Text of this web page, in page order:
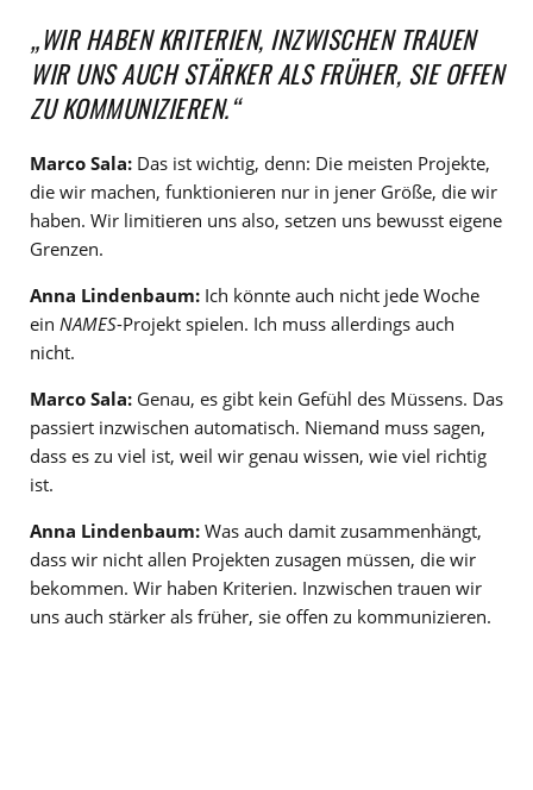
„WIR HABEN KRITERIEN, INZWISCHEN TRAUEN
WIR UNS AUCH STÄRKER ALS FRÜHER, SIE OFFEN
ZU KOMMUNIZIEREN.“
Marco Sala: Das ist wichtig, denn: Die meisten Projekte,
die wir machen, funktionieren nur in jener Größe, die wir
haben. Wir limitieren uns also, setzen uns bewusst eigene
Grenzen.
Anna Lindenbaum: Ich könnte auch nicht jede Woche
ein NAMES-Projekt spielen. Ich muss allerdings auch
nicht.
Marco Sala: Genau, es gibt kein Gefühl des Müssens. Das
passiert inzwischen automatisch. Niemand muss sagen,
dass es zu viel ist, weil wir genau wissen, wie viel richtig
ist.
Anna Lindenbaum: Was auch damit zusammenhängt,
dass wir nicht allen Projekten zusagen müssen, die wir
bekommen. Wir haben Kriterien. Inzwischen trauen wir
uns auch stärker als früher, sie offen zu kommunizieren.